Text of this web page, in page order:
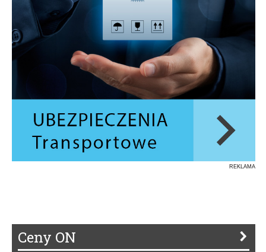
REKLAMA
Ceny ON